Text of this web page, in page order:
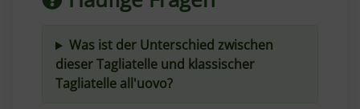
Was ist der Unterschied zwischen
dieser Tagliatelle und klassischer
Tagliatelle all'uovo?